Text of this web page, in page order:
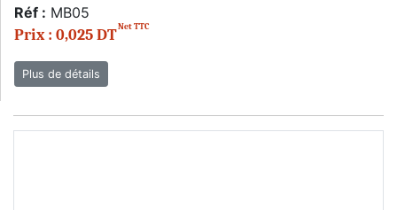
Réf : MB05
Prix : 0,025 DTNet TTC
Plus de détails